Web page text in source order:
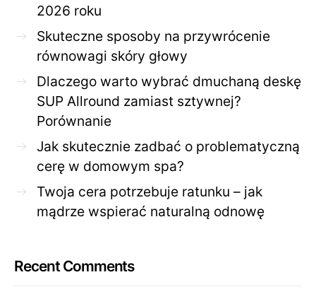
2026 roku
Skuteczne sposoby na przywrócenie
równowagi skóry głowy
Dlaczego warto wybrać dmuchaną deskę
SUP Allround zamiast sztywnej?
Porównanie
Jak skutecznie zadbać o problematyczną
cerę w domowym spa?
Twoja cera potrzebuje ratunku – jak
mądrze wspierać naturalną odnowę
Recent Comments